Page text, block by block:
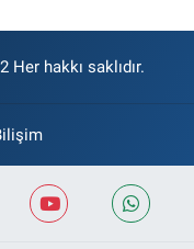
hakkı saklıdır.